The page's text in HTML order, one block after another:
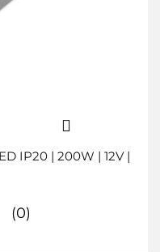
IP20 | 200W | 12V |
(0)